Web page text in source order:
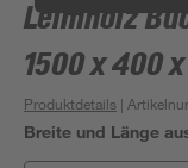
Bestseller
Leimholz
1500 x 400
Produktdetails |
Breite und Länge